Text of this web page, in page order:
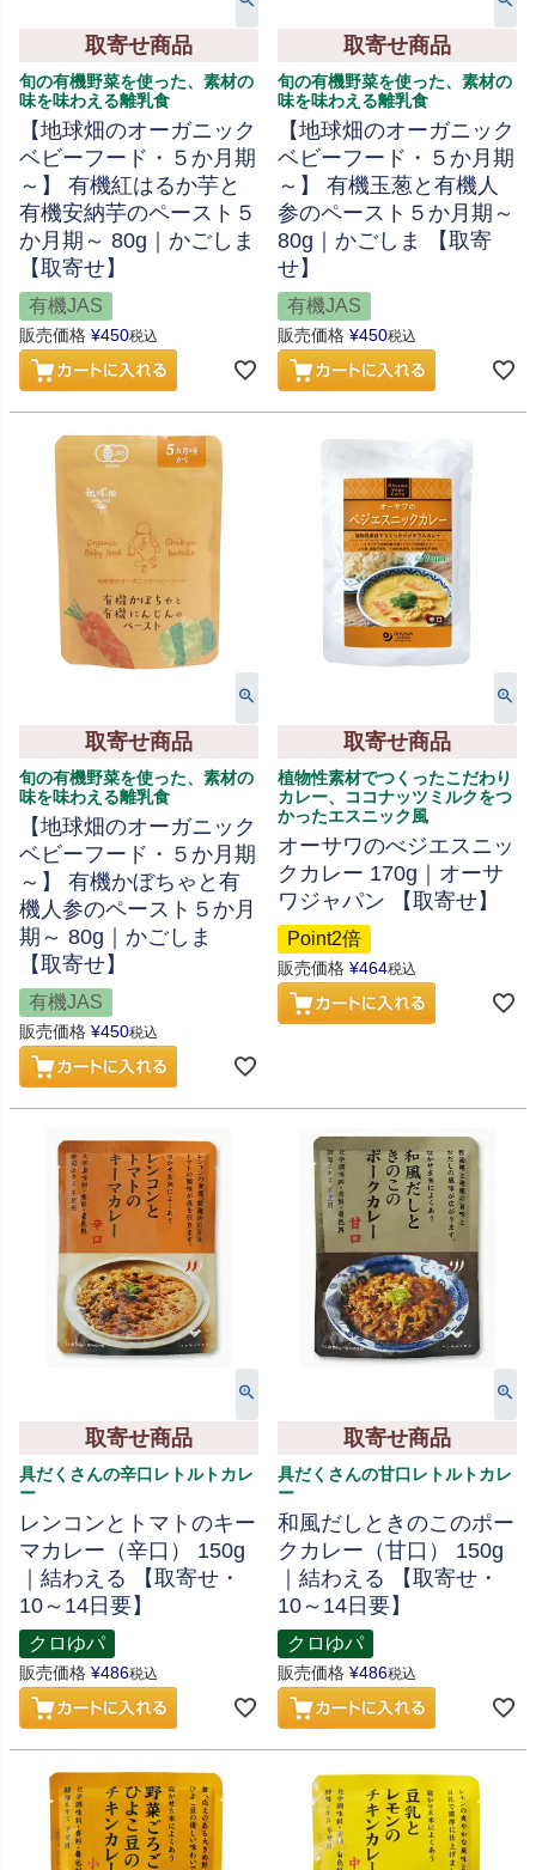
取寄せ商品
旬の有機野菜を使った、素材の
味を味わえる離乳食
【地球畑のオーガニック
ベビーフード・５か月期
～】 有機紅はるか芋と
有機安納芋のペースト５
か月期～ 80g｜かごしま
【取寄せ】
有機JAS
販売価格 ¥450税込
取寄せ商品
旬の有機野菜を使った、素材の
味を味わえる離乳食
【地球畑のオーガニック
ベビーフード・５か月期
～】 有機玉葱と有機人
参のペースト５か月期～
80g｜かごしま 【取寄
せ】
有機JAS
販売価格 ¥450税込
取寄せ商品
旬の有機野菜を使った、素材の
味を味わえる離乳食
【地球畑のオーガニック
ベビーフード・５か月期
～】 有機かぼちゃと有
機人参のペースト５か月
期～ 80g｜かごしま
【取寄せ】
有機JAS
販売価格 ¥450税込
取寄せ商品
植物性素材でつくったこだわり
カレー、ココナッツミルクをつ
かったエスニック風
オーサワのべジエスニッ
クカレー 170g｜オーサ
ワジャパン 【取寄せ】
Point2倍
販売価格 ¥464税込
取寄せ商品
具だくさんの辛口レトルトカレ
ー
レンコンとトマトのキー
マカレー（辛口） 150g
｜結わえる 【取寄せ・
10～14日要】
クロゆパ
販売価格 ¥486税込
取寄せ商品
具だくさんの甘口レトルトカレ
ー
和風だしときのこのポー
クカレー（甘口） 150g
｜結わえる 【取寄せ・
10～14日要】
クロゆパ
販売価格 ¥486税込